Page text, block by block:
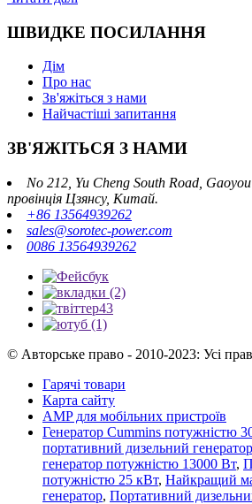
ШВИДКЕ ПОСИЛАННЯ
Дім
Про нас
Зв'яжіться з нами
Найчастіші запитання
ЗВ'ЯЖІТЬСЯ З НАМИ
No 212, Yu Cheng South Road,
провінція Цзянсу, Китай.
+86 13564939262
sales@sorotec-power.com
0086 13564939262
© Авторське право - 2010-2023: Усі
Гарячі товари
Карта сайту
AMP для мобільних пристроїв
Генератор Cummins потужністю
портативний дизельний генератор
генератор потужністю 13000 Вт,
потужністю 25 кВт, Найкращий
генератор, Портативний